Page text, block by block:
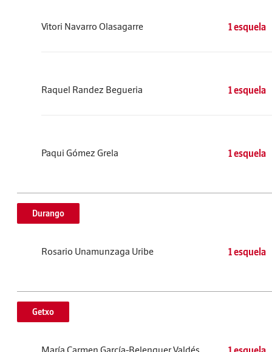
Vitori Navarro Olasagarre 1 esquela
Raquel Randez Begueria 1 esquela
Paqui Gómez Grela 1 esquela
Durango
Rosario Unamunzaga Uribe 1 esquela
Getxo
María Carmen García-Belenguer Valdés